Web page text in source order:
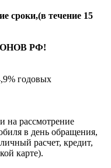
сроки,(в течение 15
РФ!
годовых
на рассмотрение
в день обращения,
расчет, кредит,
карте).